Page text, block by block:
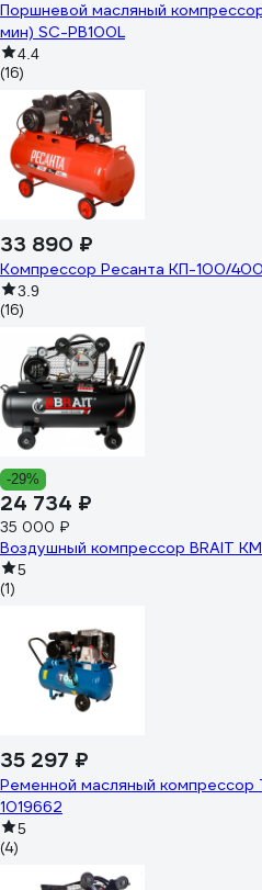
Поршневой масляный
мин) SC-PB100L
4.4
(16)
33 890 ₽
Компрессор Ресанта КП-100/
3.9
(16)
-29%
24 734 ₽
35 000 ₽
Воздушный компрессор BRAIT
5
(1)
35 297 ₽
Ременной масляный
1019662
5
(4)